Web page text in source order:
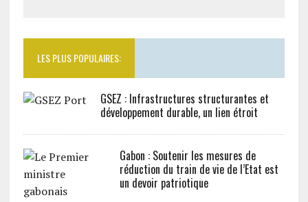
LES PLUS POPULAIRES:
GSEZ : Infrastructures structurantes et
développement durable, un lien étroit
Gabon : Soutenir les mesures de
réduction du train de vie de l’Etat est
un devoir patriotique